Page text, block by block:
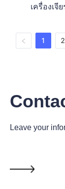
เครื่องเจีย
1 2
Leave your